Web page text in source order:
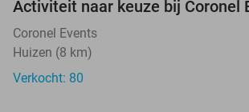
Activiteit naar keuze bij Coronel
Coronel Events
Huizen (8 km)
Verkocht: 80